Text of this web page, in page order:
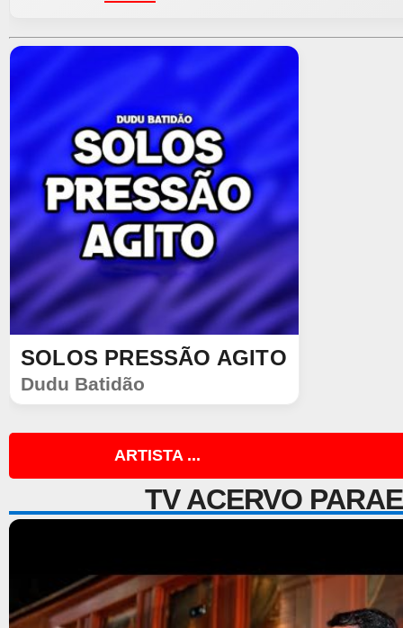
SINGLE
1548
644
SOLOS PRESSÃO AGITO
Dudu Batidão
ARTISTA ...
TV ACERVO